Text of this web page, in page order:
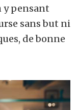
y pensant
sans but ni
de bonne